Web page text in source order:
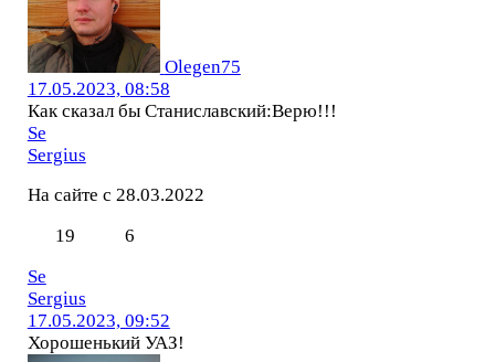
Olegen75
17.05.2023, 08:58
Как сказал бы Станиславский:Верю!!!
Se
Sergius
На сайте с 28.03.2022
19
6
Se
Sergius
17.05.2023, 09:52
Хорошенький УАЗ!